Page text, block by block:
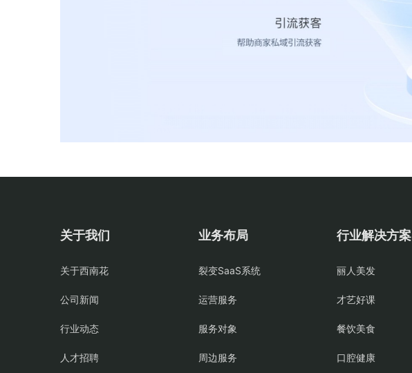
关于我们
关于西南花
公司新闻
行业动态
人才招聘
业务布局
裂变SaaS系统
运营服务
服务对象
周边服务
行业解决方案
丽人美发
才艺好课
餐饮美食
口腔健康